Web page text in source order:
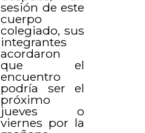
sesión de este
cuerpo
colegiado, sus
integrantes
acordaron
que el
encuentro
podría ser el
próximo
jueves o
viernes por la